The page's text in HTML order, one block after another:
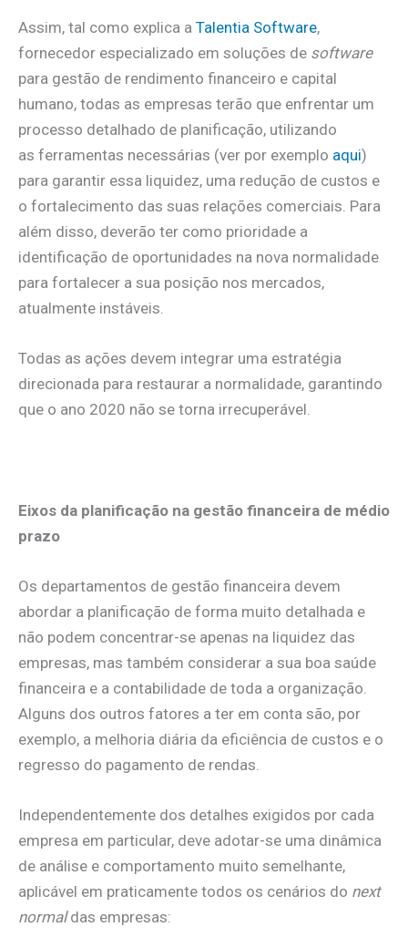
Assim, tal como explica a Talentia Software,
fornecedor especializado em soluções de software
para gestão de rendimento financeiro e capital
humano, todas as empresas terão que enfrentar um
processo detalhado de planificação, utilizando
as ferramentas necessárias (ver por exemplo aqui)
para garantir essa liquidez, uma redução de custos e
o fortalecimento das suas relações comerciais. Para
além disso, deverão ter como prioridade a
identificação de oportunidades na nova normalidade
para fortalecer a sua posição nos mercados,
atualmente instáveis.
Todas as ações devem integrar uma estratégia
direcionada para restaurar a normalidade, garantindo
que o ano 2020 não se torna irrecuperável.
Eixos da planificação na gestão financeira de médio
prazo
Os departamentos de gestão financeira devem
abordar a planificação de forma muito detalhada e
não podem concentrar-se apenas na liquidez das
empresas, mas também considerar a sua boa saúde
financeira e a contabilidade de toda a organização.
Alguns dos outros fatores a ter em conta são, por
exemplo, a melhoria diária da eficiência de custos e o
regresso do pagamento de rendas.
Independentemente dos detalhes exigidos por cada
empresa em particular, deve adotar-se uma dinâmica
de análise e comportamento muito semelhante,
aplicável em praticamente todos os cenários do next
normaldas empresas: